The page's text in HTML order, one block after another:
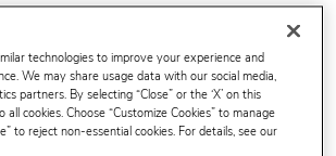
bereit sind, Alkohol online zu
Profitero sechs Faktoren identifiziert
Alkohol-Verkäufe steigern werden:
technologies to improve your experience and
We may share usage data with our social media,
partners. By selecting “Close” or the ‘X’ on this
cookies. Choose “Customize Cookies” to manage
to reject non-essential cookies. For details, see our